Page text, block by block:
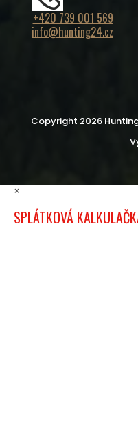
+420 739 001 569
info@hunting24.cz
Copyright 2026
×
SPLÁTKOVÁ